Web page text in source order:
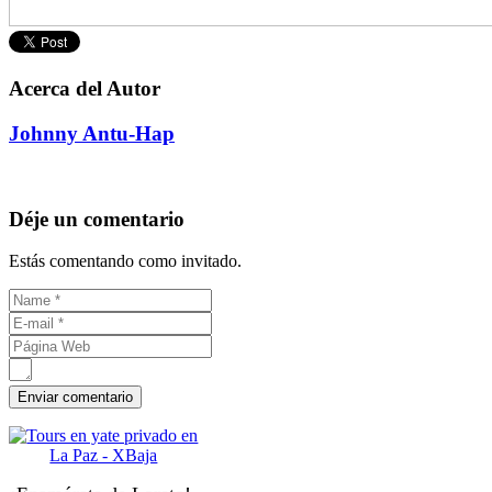
Acerca del Autor
Johnny Antu-Hap
Déje un comentario
Estás comentando como invitado.